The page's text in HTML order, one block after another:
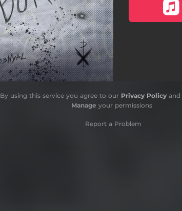
By using this service you agree to our Privacy Policyand
Manage your permissions
Report a Problem